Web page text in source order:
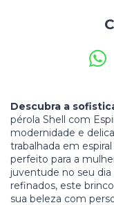
Descubra a
pérola Shell com
modernidade e
trabalhada em
perfeito para a
juventude no seu dia
refinados, este
sua beleza com